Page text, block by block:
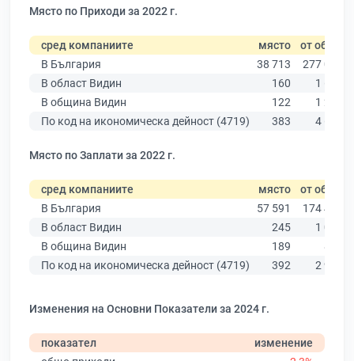
Място по Приходи за 2022 г.
сред компаниите място от общо
В България
38 713
277 019
В област Видин
160
1 629
В община Видин
122
1 283
По код на икономическа дейност (4719)
383 4 682
Място по Заплати за 2022 г.
сред компаниите място от общо
В България
57 591
174 403
В област Видин
245
1 074
В община Видин
189
853
По код на икономическа дейност (4719)
392 2 938
Изменения на Основни Показатели за 2024 г.
показател
изменение